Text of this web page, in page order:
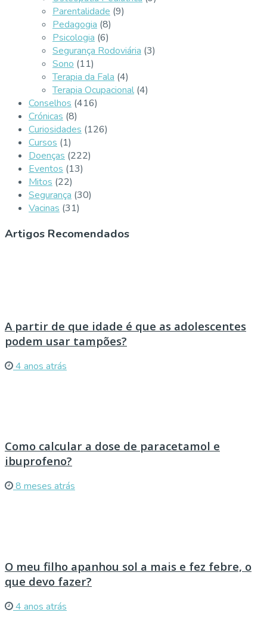
Parentalidade (9)
Pedagogia (8)
Psicologia (6)
Segurança Rodoviária (3)
Sono (11)
Terapia da Fala (4)
Terapia Ocupacional (4)
Conselhos (416)
Crónicas (8)
Curiosidades (126)
Cursos (1)
Doenças (222)
Eventos (13)
Mitos (22)
Segurança (30)
Vacinas (31)
Artigos Recomendados
A partir de que idade é que as adolescentes
podem usar tampões?
4 anos atrás
Como calcular a dose de paracetamol e
ibuprofeno?
8 meses atrás
O meu filho apanhou sol a mais e fez febre, o
que devo fazer?
4 anos atrás